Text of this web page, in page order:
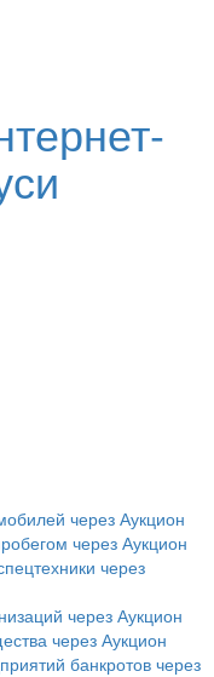
через Аукцион
через Аукцион
через
через Аукцион
через Аукцион
банкротов через